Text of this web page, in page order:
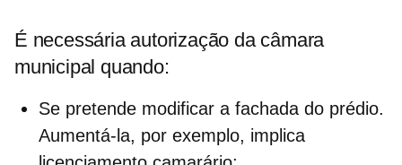
É necessária autorização da câmara
municipal quando:
Se pretende modificar a fachada do prédio.
Aumentá-la, por exemplo, implica